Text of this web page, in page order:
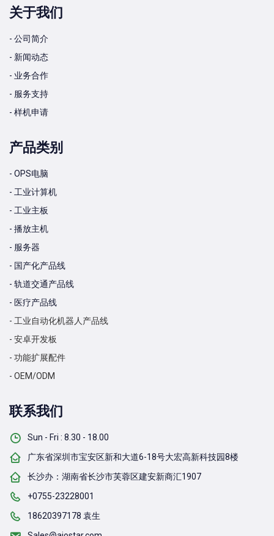
关于我们
- 公司简介
- 新闻动态
- 业务合作
- 服务支持
- 样机申请
产品类别
- OPS电脑
- 工业计算机
- 工业主板
- 播放主机
- 服务器
- 国产化产品线
- 轨道交通产品线
- 医疗产品线
- 工业自动化机器人产品线
- 安卓开发板
- 功能扩展配件
- OEM/ODM
联系我们
Sun - Fri : 8.30 - 18.00
广东省深圳市宝安区新和大道6-18号大宏高新科技园8楼
长沙办：湖南省长沙市芙蓉区建安新商汇1907
+0755-23228001
18620397178 袁生